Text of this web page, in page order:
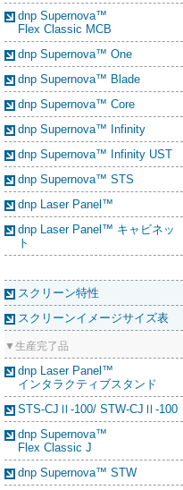
dnp Supernova™
Flex Classic MCB
dnp Supernova™ One
dnp Supernova™ Blade
dnp Supernova™ Core
dnp Supernova™ Infinity
dnp Supernova™ Infinity UST
dnp Supernova™ STS
dnp Laser Panel™
dnp Laser Panel™ キャビネッ
ト
スクリーン特性
スクリーンイメージサイズ表
▼生産完了品
dnp Laser Panel™
インタラクティブスタンド
STS-CJⅡ-100/ STW-CJⅡ-100
dnp Supernova™
Flex Classic J
dnp Supernova™ STW